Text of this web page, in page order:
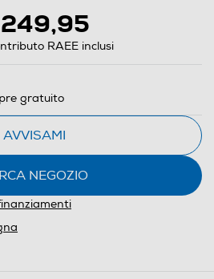
RAEE inclusi
gratuito
AVVISAMI
NEGOZIO